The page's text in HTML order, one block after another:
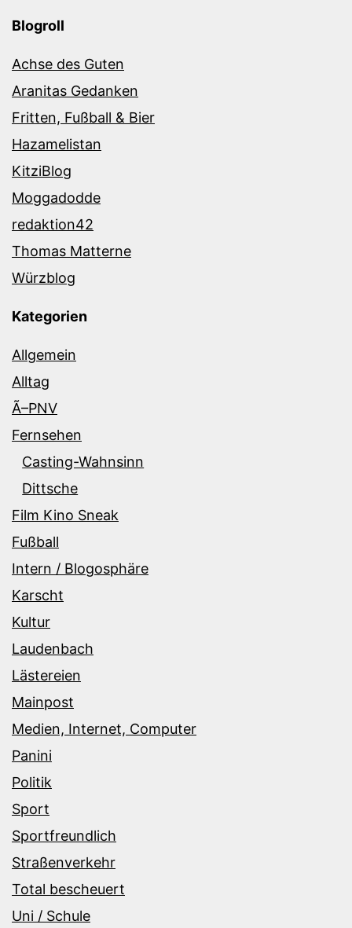
Blogroll
Achse des Guten
Aranitas Gedanken
Fritten, Fußball & Bier
Hazamelistan
KitziBlog
Moggadodde
redaktion42
Thomas Matterne
Würzblog
Kategorien
Allgemein
Alltag
Ã–PNV
Fernsehen
Casting-Wahnsinn
Dittsche
Film Kino Sneak
Fußball
Intern / Blogosphäre
Karscht
Kultur
Laudenbach
Lästereien
Mainpost
Medien, Internet, Computer
Panini
Politik
Sport
Sportfreundlich
Straßenverkehr
Total bescheuert
Uni / Schule